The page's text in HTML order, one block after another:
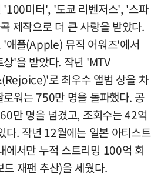
'100미터', '도쿄 리벤저스', '스파
제작으로 더 큰 사랑을 받았다.
'애플(Apple) 뮤직 어워즈'에서
'을 받았다. 작년 'MTV
로 최우수 앨범 상을 차
로워는 750만 명을 돌파했다. 공
만 명을 넘겼고, 조회수는 42억
다. 작년 12월에는 일본 아티스트
에서만 누적 스트리밍 100억 회
재팬 추산)을 세웠다.